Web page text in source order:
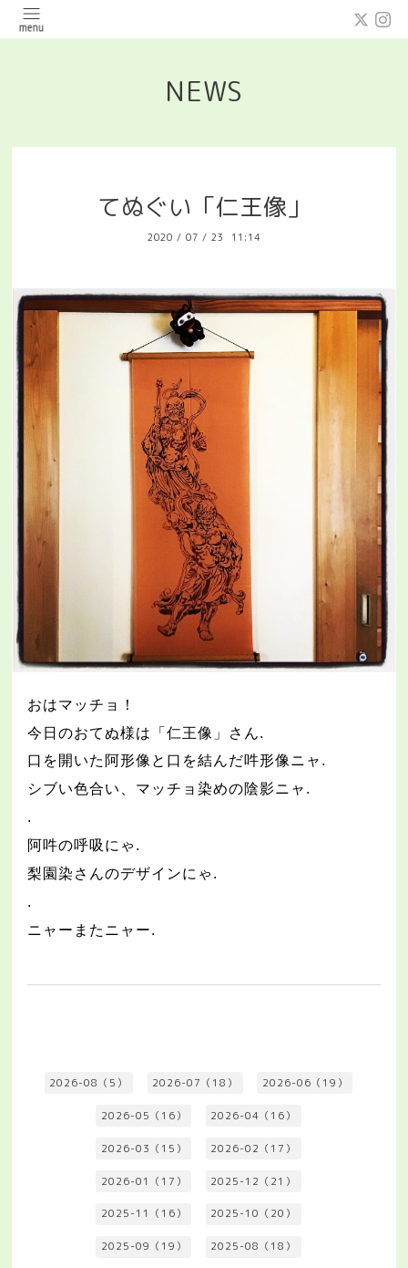
NEWS
てぬぐい「仁王像」
2020 / 07 / 23 11:14
おはマッチョ！
今日のおてぬ様は「仁王像」さん.
口を開いた阿形像と口を結んだ吽形像ニャ .
シブい色合い、マッチョ染めの陰影ニャ .
.
阿吽の呼吸にゃ .
梨園染さんのデザインにゃ .
.
ニャーまたニャー.
2026-08（5） 2026-07（18） 2026-06（19）
2026-05（16） 2026-04（16）
2026-03（15） 2026-02（17）
2026-01（17） 2025-12（21）
2025-11（16） 2025-10（20）
2025-09（19） 2025-08（18）